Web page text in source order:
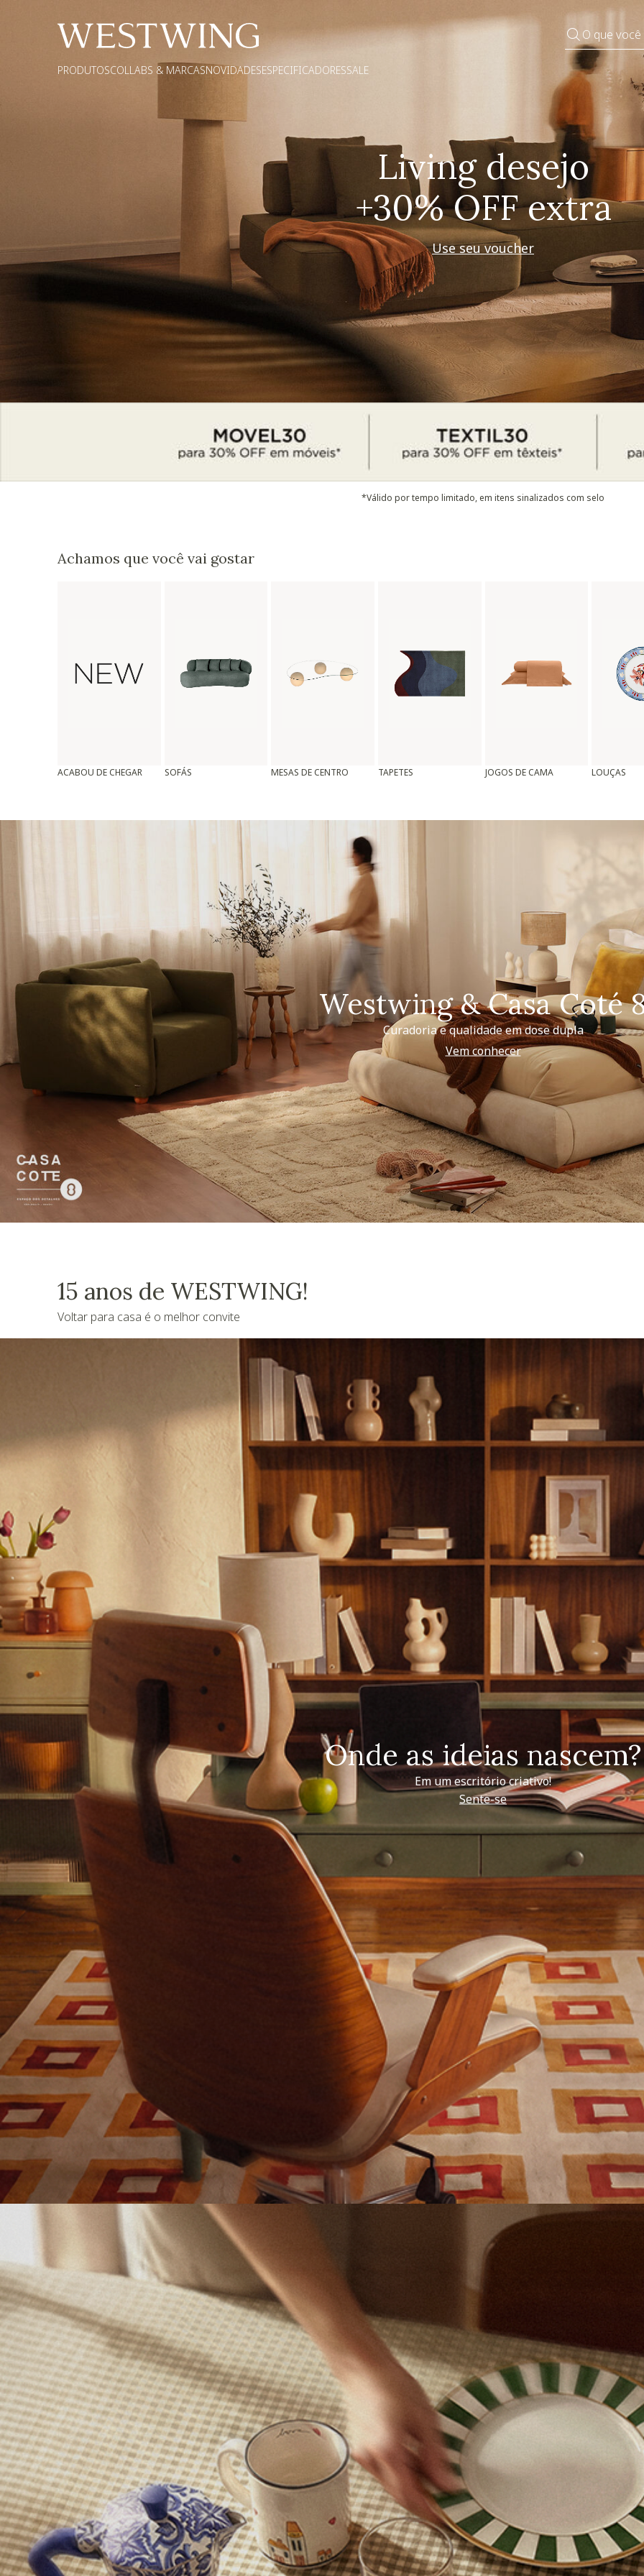
O que
PRODUTOSCOLLABS & MARCASNOVIDADESESPECIFICADORESSALE
Pequenos rituais
Grandes mudanças
Decorar
*Válido por tempo limitado, em itens sinalizados com selo
Achamos que você vai gostar
ACABOU DE CHEGAR SOFÁS MESAS DE CENTRO TAPETES JOGOS DE CAMA LOUÇAS
Westwing & Casa Coté
Curadoria e qualidade em dose dupla
Vem conhecer
15 anos de WESTWING!
Voltar para casa é o melhor convite
Onde as ideias nascem?
Em um escritório criativo!
Sente-se